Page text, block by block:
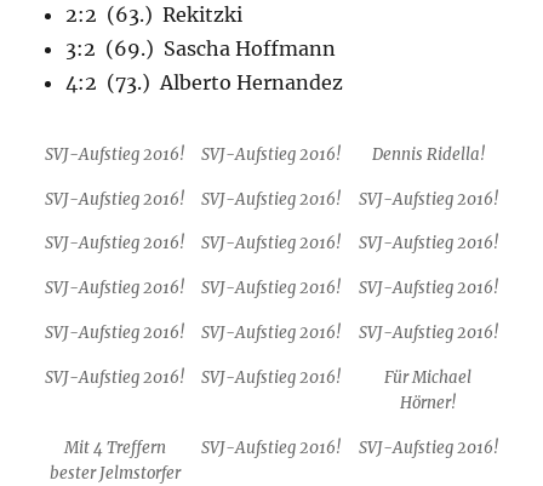
2:2 (63.) Rekitzki
3:2 (69.) Sascha Hoffmann
4:2 (73.) Alberto Hernandez
SVJ-Aufstieg 2016! SVJ-Aufstieg 2016! Dennis Ridella!
SVJ-Aufstieg 2016! SVJ-Aufstieg 2016! SVJ-Aufstieg 2016!
SVJ-Aufstieg 2016! SVJ-Aufstieg 2016! SVJ-Aufstieg 2016!
SVJ-Aufstieg 2016! SVJ-Aufstieg 2016! SVJ-Aufstieg 2016!
SVJ-Aufstieg 2016! SVJ-Aufstieg 2016! SVJ-Aufstieg 2016!
SVJ-Aufstieg 2016! SVJ-Aufstieg 2016!
Für Michael
Hörner!
Mit 4 Treffern
bester Jelmstorfer
SVJ-Aufstieg 2016! SVJ-Aufstieg 2016!